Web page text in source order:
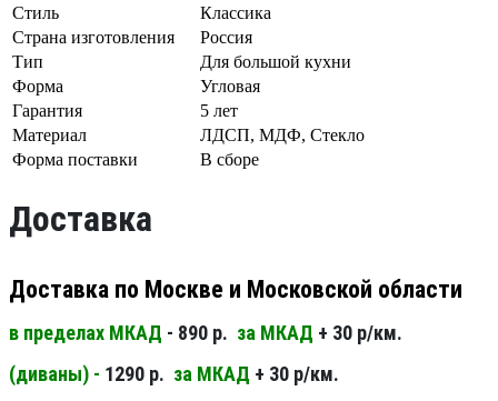
Стиль
Классика
Страна изготовления
Россия
Тип
Для большой кухни
Форма
Угловая
Гарантия
5 лет
Материал
ЛДСП, МДФ, Стекло
Форма поставки
В сборе
Доставка
Доставка по Москве и Московской области
в пределах МКАД - 890 р. за МКАД + 30 р/км.
(диваны) - 1290 р. за МКАД + 30 р/км.